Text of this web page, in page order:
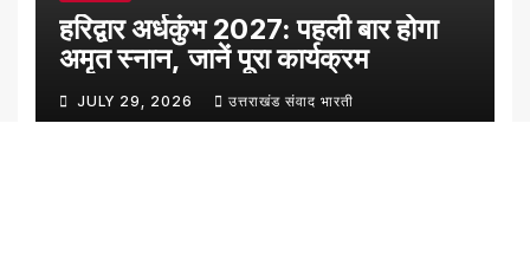
हरिद्वार अर्धकुंभ 2027: पहली बार होगा
अमृत स्नान, जानें पूरा कार्यक्रम
JULY 29, 2026 उत्तराखंड संवाद भारती